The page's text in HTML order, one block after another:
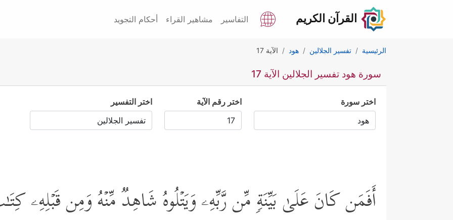
القرآن الكريم التفاسير مشاهير القراء أحكام التجويد
الرئيسية تفسير الجلالين هود الآية 17
سورة هود تفسير الجلالين الآية 17
اختر سورة اختر رقم الآية اختر التفسير
أَفَمَن كَانَ عَلَىٰ بَیِّنَةࣲ مِّن رَّبِّهِۦ وَیَتۡلُوهُ شَاهِدࣱ مِّنۡهُ وَمِن قَبۡلِهِۦ